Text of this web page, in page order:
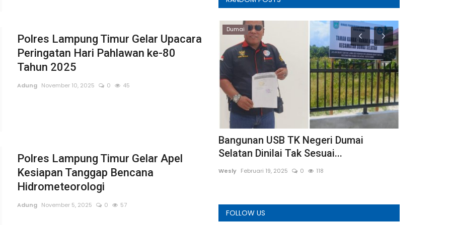
Polres Lampung Timur Gelar Upacara
Peringatan Hari Pahlawan ke-80
Tahun 2025
Adung November 10, 2025 0 45
Polres Lampung Timur Gelar Apel
Kesiapan Tanggap Bencana
Hidrometeorologi
Adung November 5, 2025 0 57
di Kota Pekanbaru, Hadirkan...
Adung April 24, 2025 0 87
Dumai
Bangunan USB TK Negeri Dumai
Selatan Dinilai Tak Sesuai...
Wesly Februari 19, 2025 0 118
FOLLOW US